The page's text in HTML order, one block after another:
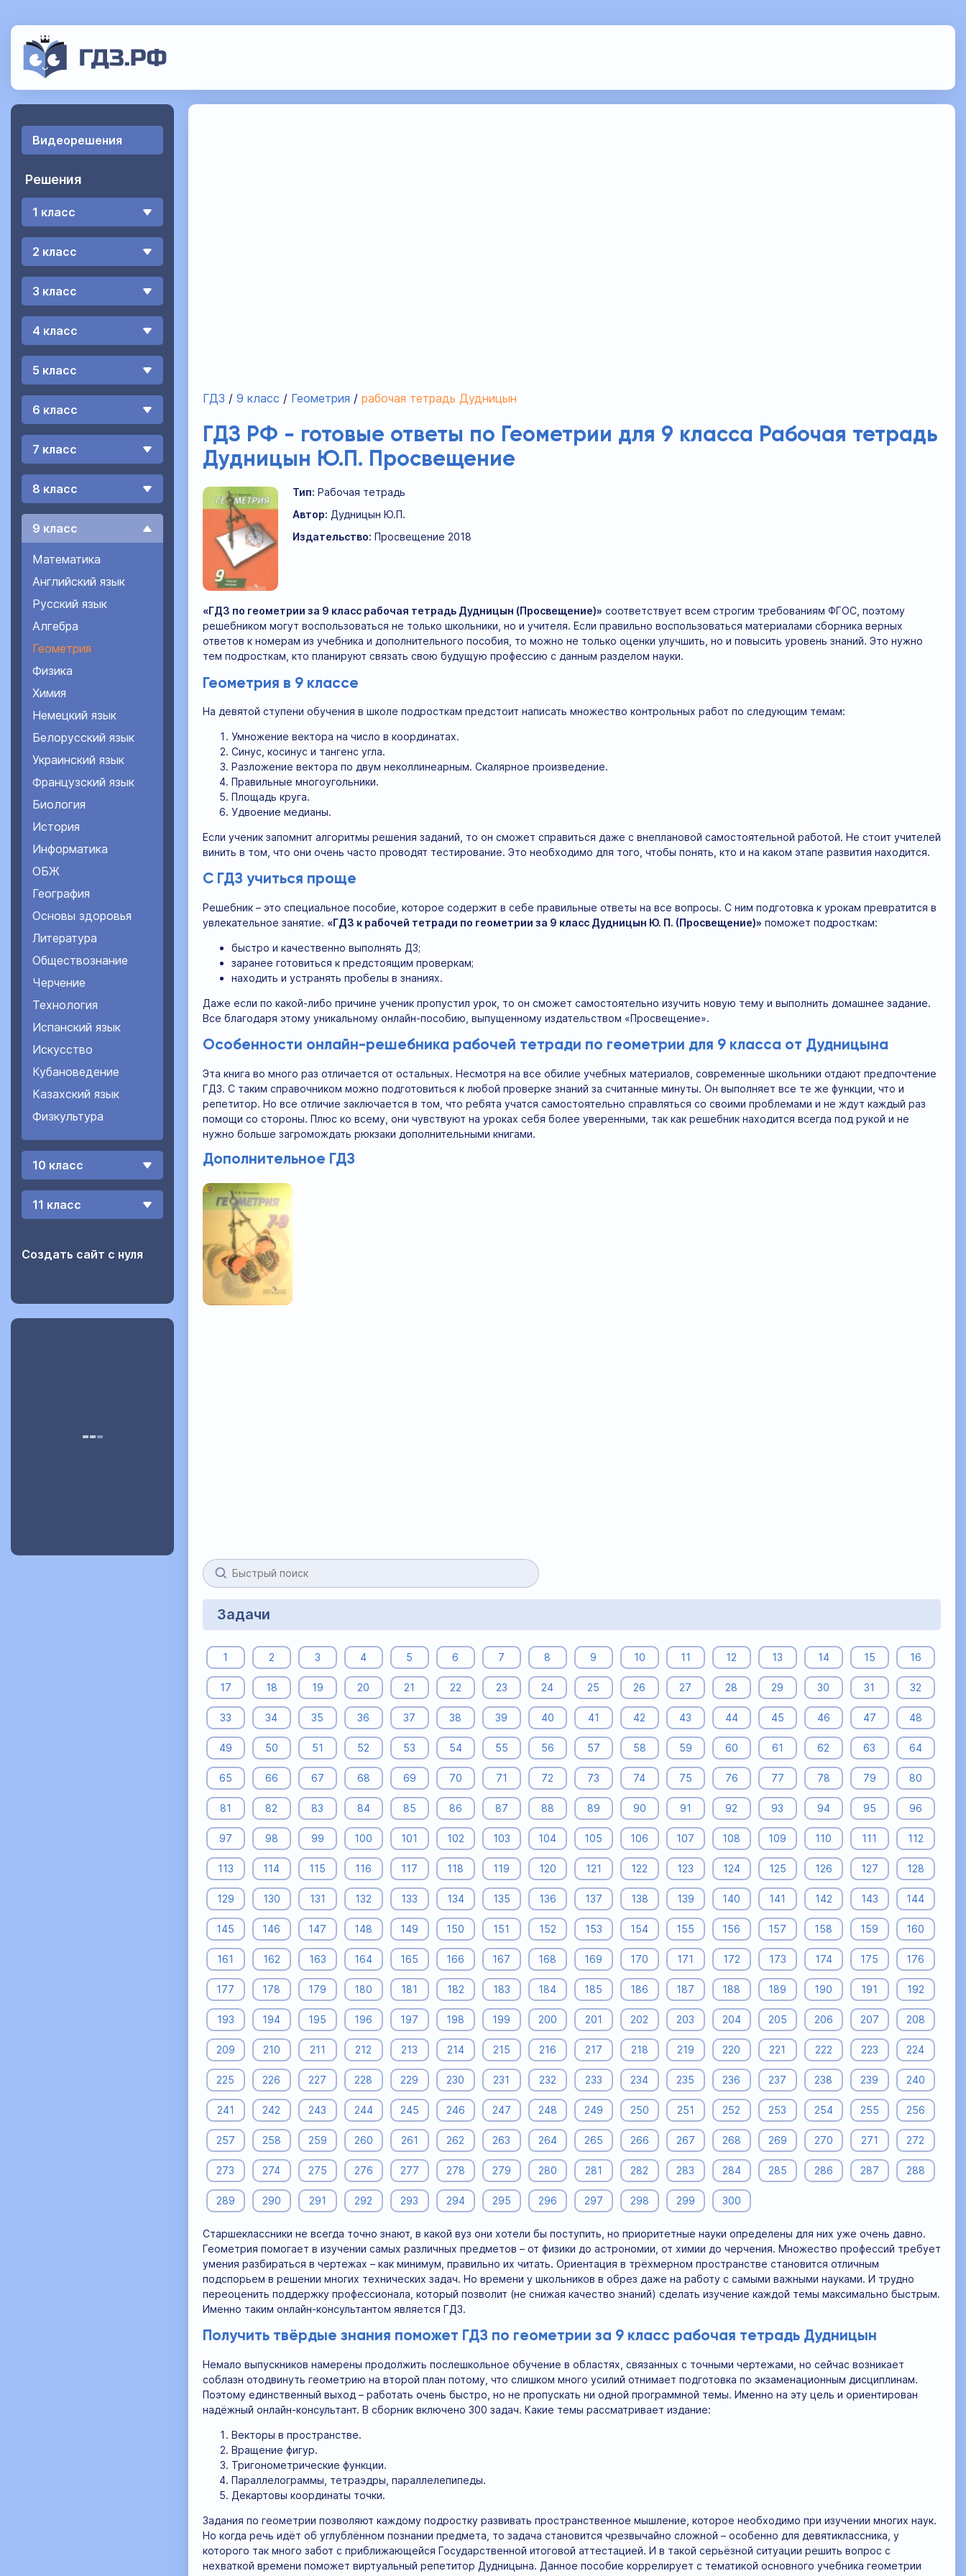
Видеорешения
Решения
1 класс
2 класс
3 класс
4 класс
5 класс
6 класс
7 класс
8 класс
9 класс
Математика
Английский язык
Русский язык
Алгебра
Геометрия
Физика
Химия
Немецкий язык
Белорусский язык
Украинский язык
Французский язык
Биология
История
Информатика
ОБЖ
География
Основы здоровья
Литература
Обществознание
Черчение
Технология
Испанский язык
Искусство
Кубановедение
Казахский язык
Физкультура
10 класс
11 класс
Создать сайт с нуля
ГДЗ 9 класс Геометрия рабочая тетрадь Дудницын
ГДЗ РФ - готовые ответы по Геометрии для 9 класса Рабочая тетрадь
Дудницын Ю.П. Просвещение
Тип: Рабочая тетрадь
Автор: Дудницын Ю.П.
Издательство: Просвещение 2018
«ГДЗ по геометрии за 9 класс рабочая тетрадь Дудницын (Просвещение)» соответствует всем строгим требованиям ФГОС, поэтому
решебником могут воспользоваться не только школьники, но и учителя. Если правильно воспользоваться материалами сборника верных
ответов к номерам из учебника и дополнительного пособия, то можно не только оценки улучшить, но и повысить уровень знаний. Это нужно
тем подросткам, кто планируют связать свою будущую профессию с данным разделом науки.
Геометрия в 9 классе
На девятой ступени обучения в школе подросткам предстоит написать множество контрольных работ по следующим темам:
Умножение вектора на число в координатах.
Синус, косинус и тангенс угла.
Разложение вектора по двум неколлинеарным. Скалярное произведение.
Правильные многоугольники.
Площадь круга.
Удвоение медианы.
Если ученик запомнит алгоритмы решения заданий, то он сможет справиться даже с внеплановой самостоятельной работой. Не стоит учителей
винить в том, что они очень часто проводят тестирование. Это необходимо для того, чтобы понять, кто и на каком этапе развития находится.
С ГДЗ учиться проще
Решебник – это специальное пособие, которое содержит в себе правильные ответы на все вопросы. С ним подготовка к урокам превратится в
увлекательное занятие. «ГДЗ к рабочей тетради по геометрии за 9 класс Дудницын Ю. П. (Просвещение)» поможет подросткам:
быстро и качественно выполнять ДЗ;
заранее готовиться к предстоящим проверкам;
находить и устранять пробелы в знаниях.
Даже если по какой-либо причине ученик пропустил урок, то он сможет самостоятельно изучить новую тему и выполнить домашнее задание.
Все благодаря этому уникальному онлайн-пособию, выпущенному издательством «Просвещение».
Особенности онлайн-решебника рабочей тетради по геометрии для 9 класса от Дудницына
Эта книга во много раз отличается от остальных. Несмотря на все обилие учебных материалов, современные школьники отдают предпочтение
ГДЗ. С таким справочником можно подготовиться к любой проверке знаний за считанные минуты. Он выполняет все те же функции, что и
репетитор. Но все отличие заключается в том, что ребята учатся самостоятельно справляться со своими проблемами и не ждут каждый раз
помощи со стороны. Плюс ко всему, они чувствуют на уроках себя более уверенными, так как решебник находится всегда под рукой и не
нужно больше загромождать рюкзаки дополнительными книгами.
Дополнительное ГДЗ
Задачи
1 2 3 4 5 6 7 8 9 10 11 12 13 14 15 16
17 18 19 20 21 22 23 24 25 26 27 28 29 30 31 32
33 34 35 36 37 38 39 40 41 42 43 44 45 46 47 48
49 50 51 52 53 54 55 56 57 58 59 60 61 62 63 64
65 66 67 68 69 70 71 72 73 74 75 76 77 78 79 80
81 82 83 84 85 86 87 88 89 90 91 92 93 94 95 96
97 98 99 100 101 102 103 104 105 106 107 108 109 110 111 112
113 114 115 116 117 118 119 120 121 122 123 124 125 126 127 128
129 130 131 132 133 134 135 136 137 138 139 140 141 142 143 144
145 146 147 148 149 150 151 152 153 154 155 156 157 158 159 160
161 162 163 164 165 166 167 168 169 170 171 172 173 174 175 176
177 178 179 180 181 182 183 184 185 186 187 188 189 190 191 192
193 194 195 196 197 198 199 200 201 202 203 204 205 206 207 208
209 210 211 212 213 214 215 216 217 218 219 220 221 222 223 224
225 226 227 228 229 230 231 232 233 234 235 236 237 238 239 240
241 242 243 244 245 246 247 248 249 250 251 252 253 254 255 256
257 258 259 260 261 262 263 264 265 266 267 268 269 270 271 272
273 274 275 276 277 278 279 280 281 282 283 284 285 286 287 288
289 290 291 292 293 294 295 296 297 298 299 300
Старшеклассники не всегда точно знают, в какой вуз они хотели бы поступить, но приоритетные науки определены для них уже очень давно.
Геометрия помогает в изучении самых различных предметов – от физики до астрономии, от химии до черчения. Множество профессий требует
умения разбираться в чертежах – как минимум, правильно их читать. Ориентация в трёхмерном пространстве становится отличным
подспорьем в решении многих технических задач. Но времени у школьников в обрез даже на работу с самыми важными науками. И трудно
переоценить поддержку профессионала, который позволит (не снижая качество знаний) сделать изучение каждой темы максимально быстрым.
Именно таким онлайн-консультантом является ГДЗ.
Получить твёрдые знания поможет ГДЗ по геометрии за 9 класс рабочая тетрадь Дудницын
Немало выпускников намерены продолжить послешкольное обучение в областях, связанных с точными чертежами, но сейчас возникает
соблазн отодвинуть геометрию на второй план потому, что слишком много усилий отнимает подготовка по экзаменационным дисциплинам.
Поэтому единственный выход – работать очень быстро, но не пропускать ни одной программной темы. Именно на эту цель и ориентирован
надёжный онлайн-консультант. В сборник включено 300 задач. Какие темы рассматривает издание:
Векторы в пространстве.
Вращение фигур.
Тригонометрические функции.
Параллелограммы, тетраэдры, параллелепипеды.
Декартовы координаты точки.
Задания по геометрии позволяют каждому подростку развивать пространственное мышление, которое необходимо при изучении многих наук.
Но когда речь идёт об углублённом познании предмета, то задача становится чрезвычайно сложной – особенно для девятиклассника, у
которого так много забот с приближающейся Государственной итоговой аттестацией. И в такой серьёзной ситуации решить вопрос с
нехваткой времени поможет виртуальный репетитор Дудницына. Данное пособие коррелирует с тематикой основного учебника геометрии